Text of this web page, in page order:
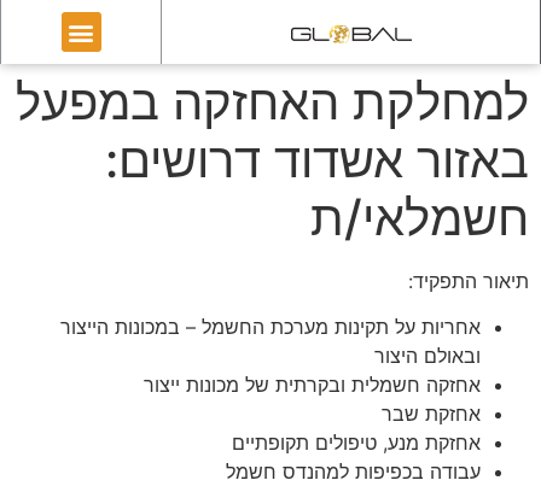
למחלקת האחזקה במפעל
באזור אשדוד דרושים:
חשמלאי/ת
תיאור התפקיד:
אחריות על תקינות מערכת החשמל – במכונות הייצור
ובאולם היצור
אחזקה חשמלית ובקרתית של מכונות ייצור
אחזקת שבר
אחזקת מנע, טיפולים תקופתיים
עבודה בכפיפות למהנדס חשמל